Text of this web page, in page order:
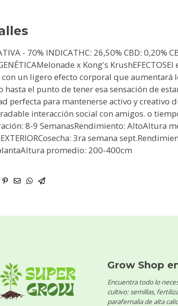
- 70% INDICATHC: 26,50% CBD: 0,20%
x Kong's
con un ligero efecto corporal que aumentará
hasta el punto de tener esa sensación de
perfecta para mantenerse activo y creativo
interacción social con amigos. o
8-9 SemanasRendimiento: AltoAltura
3ra semana
promedio: 200-400cm
Grow Shop
Encuentra todo lo
cultivo: semillas,
parafernalia de alta